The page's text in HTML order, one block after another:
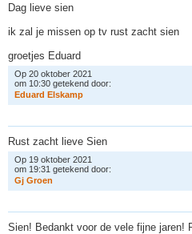
Dag lieve sien
ik zal je missen op tv rust zacht sien
groetjes Eduard
Op 20 oktober 2021
om 10:30 getekend door:
Eduard Elskamp
Rust zacht lieve Sien
Op 19 oktober 2021
om 19:31 getekend door:
Gj Groen
Sien! Bedankt voor de vele fijne jaren!